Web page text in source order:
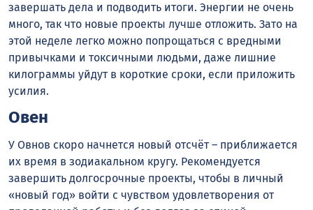
завершать дела и подводить итоги. Энергии не очень
много, так что новые проекты лучше отложить. Зато на
этой неделе легко можно попрощаться с вредными
привычками и токсичными людьми, даже лишние
килограммы уйдут в короткие сроки, если приложить
усилия.
Овен
У Овнов скоро начнется новый отсчёт – приближается
их время в зодиакальном кругу. Рекомендуется
завершить долгосрочные проекты, чтобы в личный
«новый год» войти с чувством удовлетворения от